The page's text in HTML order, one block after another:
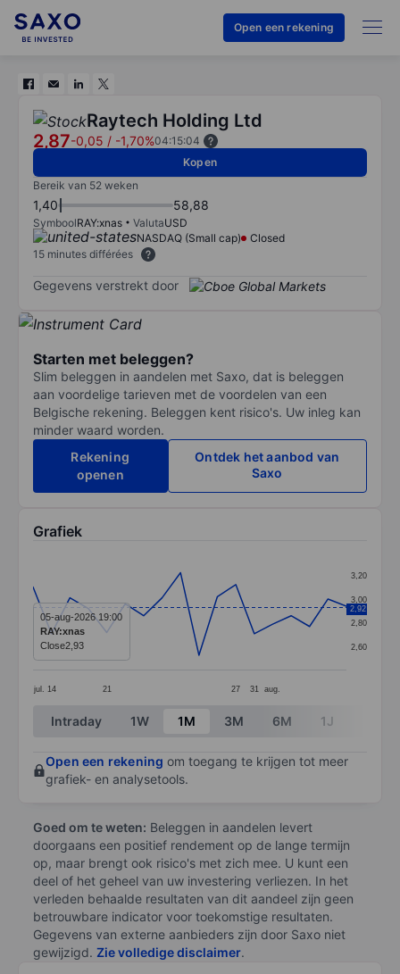
Open een rekening
Raytech Holding Ltd
2,87-0,05 / -1,70%04:15:04
Kopen
Bereik van 52 weken
1,40 58,88
SymboolRAY:xnas ValutaUSD
NASDAQ (Small cap)
Closed
15 minutes différées
Gegevens verstrekt door
Starten met beleggen?
Slim beleggen in aandelen met Saxo, dat is beleggen
aan voordelige tarieven met de voordelen van een
Belgische rekening. Beleggen kent risico's. Uw inleg kan
minder waard worden.
Rekening
openen
Ontdek het aanbod van
Saxo
Grafiek
Line chart with 18 data points.
The chart has 1 X axis displaying categories.
The chart has 1 Y axis displaying values. Data
jul. 14 21 27 31 aug.
2,60
2,80
3,00
3,20
2,92
05-aug-2026 19:00
RAY:xnas
Close2,93
End of interactive chart.
Intraday 1W 1M 3M 6M 1J
Open een rekening om toegang te krijgen tot meer
grafiek- en analysetools.
Goed om te weten: Beleggen in aandelen levert
doorgaans een positief rendement op de lange termijn
op, maar brengt ook risico's met zich mee. U kunt een
deel of het geheel van uw investering verliezen. In het
verleden behaalde resultaten van dit aandeel zijn geen
betrouwbare indicator voor toekomstige resultaten.
Gegevens van externe aanbieders zijn door Saxo niet
gewijzigd. Zie volledige disclaimer.